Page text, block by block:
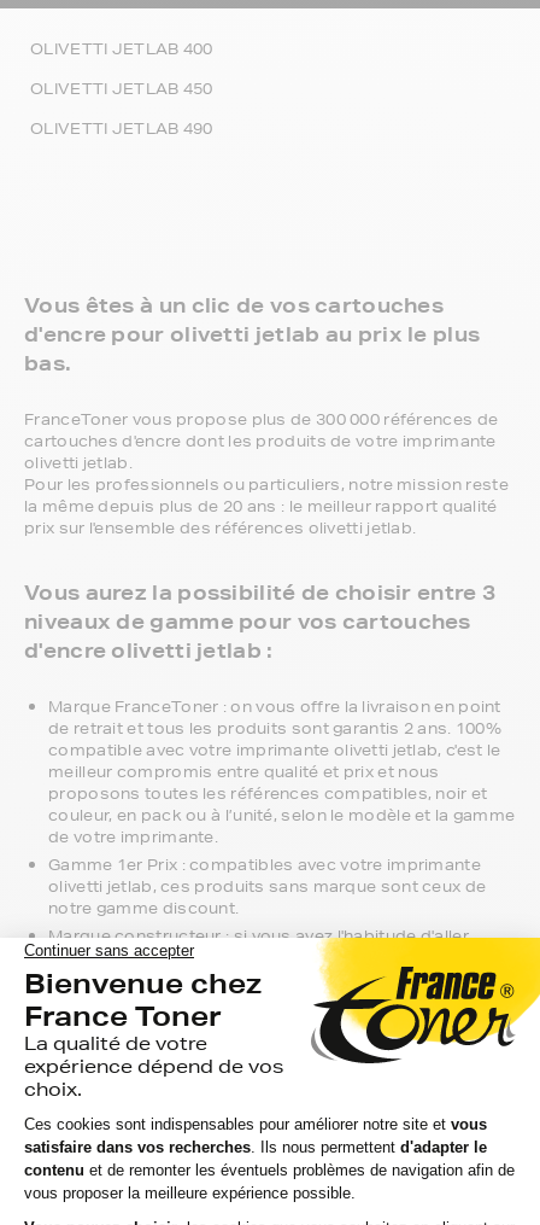
OLIVETTI JETLAB 400
OLIVETTI JETLAB 450
OLIVETTI JETLAB 490
Vous êtes à un clic de vos cartouches
d'encre pour olivetti jetlab au prix le plus
bas.
FranceToner vous propose plus de 300 000 références de
cartouches d'encre dont les produits de votre imprimante
olivetti jetlab.
Pour les professionnels ou particuliers, notre mission reste
la même depuis plus de 20 ans : le meilleur rapport qualité
prix sur l'ensemble des références olivetti jetlab.
Vous aurez la possibilité de choisir entre 3
niveaux de gamme pour vos cartouches
d'encre olivetti jetlab :
Marque FranceToner : on vous offre la livraison en point
de retrait et tous les produits sont garantis 2 ans. 100%
compatible avec votre imprimante olivetti jetlab, c'est le
meilleur compromis entre qualité et prix et nous
proposons toutes les références compatibles, noir et
couleur, en pack ou à l’unité, selon le modèle et la gamme
de votre imprimante.
Gamme 1er Prix : compatibles avec votre imprimante
olivetti jetlab, ces produits sans marque sont ceux de
notre gamme discount.
Marque constructeur : si vous avez l'habitude d'aller
chercher vos cartouches d'encre olivetti jetlab en
magasin, gagnez du temps en vous faisant livrer
Si vous avez la moindre question sur la
compatibilité de votre produit avec votre
imprimante olivetti jetlab, nous sommes à
votre écoute.